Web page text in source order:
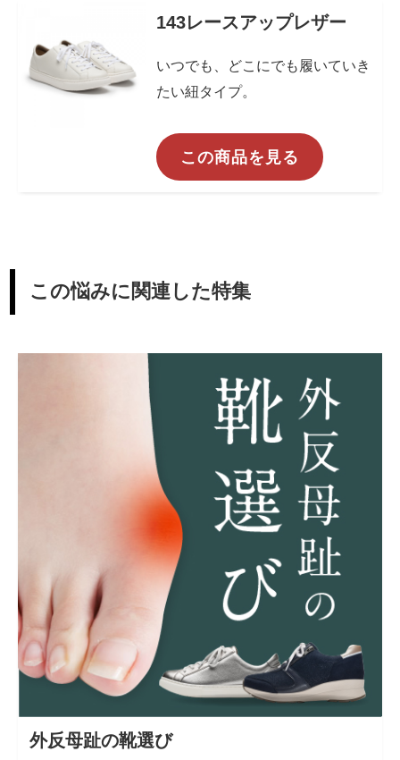
143レースアップレザー
いつでも、どこにでも履いていき
たい紐タイプ。
この商品を見る
この悩みに関連した特集
外反母趾の靴選び